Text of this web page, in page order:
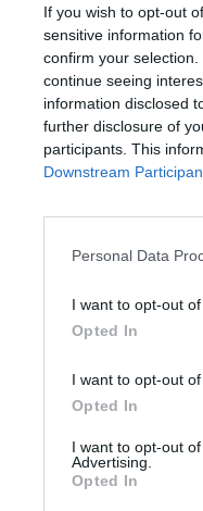
If you wish to opt-out
sensitive information
confirm your
continue seeing
information disclosed
further disclosure of
participants. This
Downstream
Personal Data
I want to opt-out
Opted In
I want to opt-out
Opted In
I want to opt-out
Advertising.
Opted In
©Global